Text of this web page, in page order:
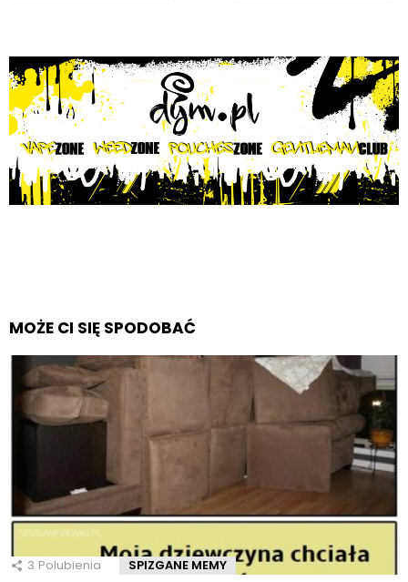
MOŻE CI SIĘ SPODOBAĆ
3 Polubienia SPIZGANE MEMY